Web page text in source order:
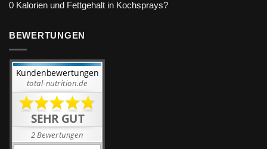
0 Kalorien und Fettgehalt in Kochsprays?
BEWERTUNGEN